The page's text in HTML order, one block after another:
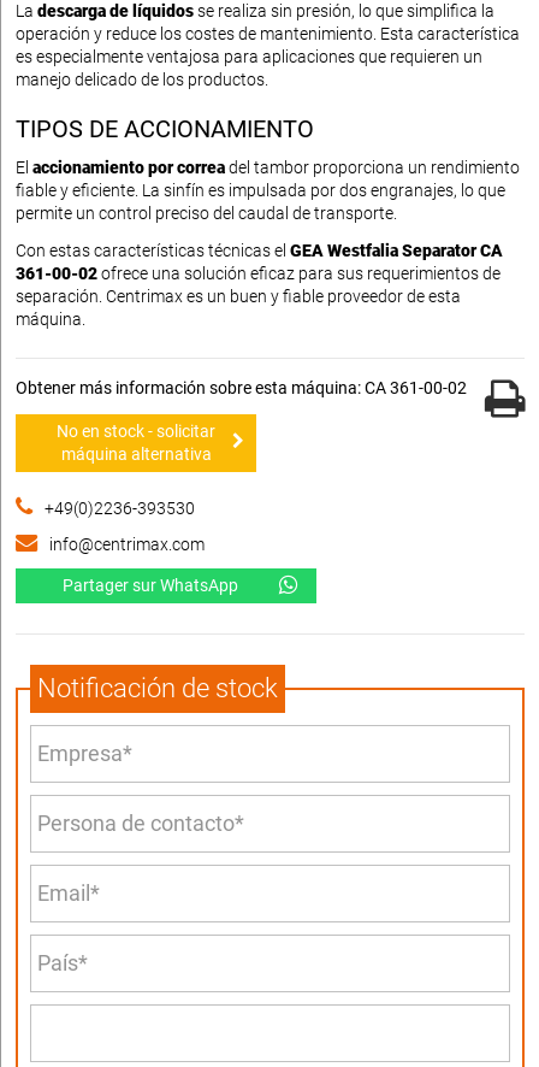
La descarga de líquidosse realiza sin presión, lo que simplifica la
operación y reduce los costes de mantenimiento. Esta característica
es especialmente ventajosa para aplicaciones que requieren un
manejo delicado de los productos.
TIPOS DE ACCIONAMIENTO
El accionamiento por correadel tambor proporciona un rendimiento
fiable y eficiente. La sinfín es impulsada por dos engranajes, lo que
permite un control preciso del caudal de transporte.
Con estas características técnicas el GEA Westfalia Separator CA
361-00-02ofrece una solución eficaz para sus requerimientos de
separación. Centrimax es un buen y fiable proveedor de esta
máquina.
Obtener más información sobre esta máquina: CA 361-00-02
No en stock - solicitar
máquina alternativa
+49(0)2236-393530
info@centrimax.com
Partager sur WhatsApp
Notificación de stock